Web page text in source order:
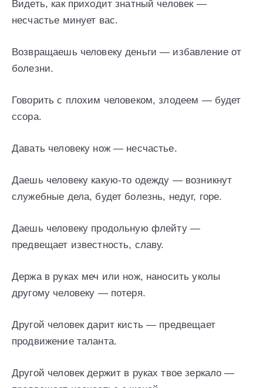
Видеть, как приходит знатный человек —
несчастье минует вас.
Возвращаешь человеку деньги — избавление от
болезни.
Говорить с плохим человеком, злодеем — будет
ссора.
Давать человеку нож — несчастье.
Даешь человеку какую-то одежду — возникнут
служебные дела, будет болезнь, недуг, горе.
Даешь человеку продольную флейту —
предвещает известность, славу.
Держа в руках меч или нож, наносить уколы
другому человеку — потеря.
Другой человек дарит кисть — предвещает
продвижение таланта.
Другой человек держит в руках твое зеркало —